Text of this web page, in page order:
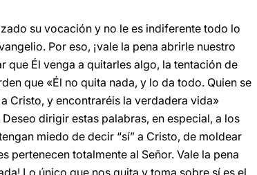
su vocación y no le es indiferente todo lo
Por eso, ¡vale la pena abrirle nuestro
Él venga a quitarles algo, la tentación de
que «Él no quita nada, y lo da todo. Quien se
Cristo, y encontraréis la verdadera vida»
Deseo dirigir estas palabras, en especial, a los
miedo de decir “sí” a Cristo, de moldear
pertenecen totalmente al Señor. Vale la pena
Lo único que nos quita y toma sobre sí es el